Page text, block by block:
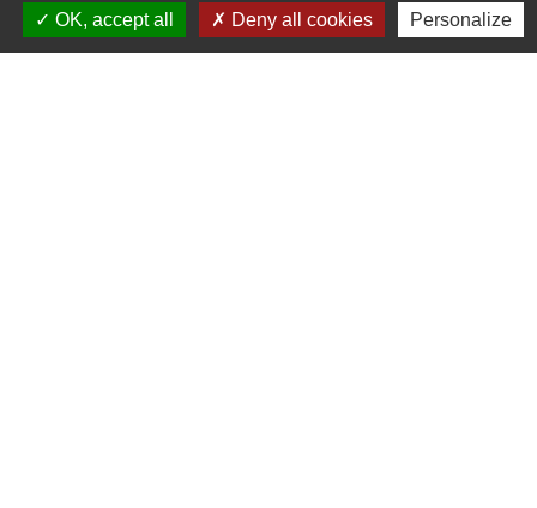
OK, accept all
Deny all cookies Personalize